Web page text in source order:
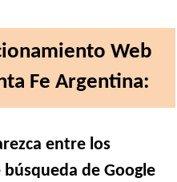
Web
Fe Argentina:
entre los
de Google